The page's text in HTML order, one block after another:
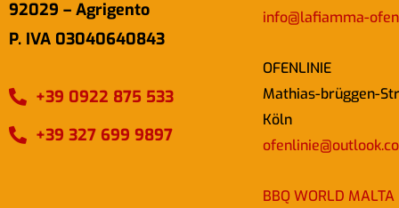
92029 – Agrigento
P. IVA 03040640843
+39 0922 875 533
+39 327 699 9897
info@lafiamma-
OFENLINIE
Mathias-brüggen-
Köln
BBQ WORLD MALTA